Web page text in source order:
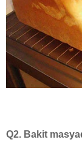
Q2. Bakit